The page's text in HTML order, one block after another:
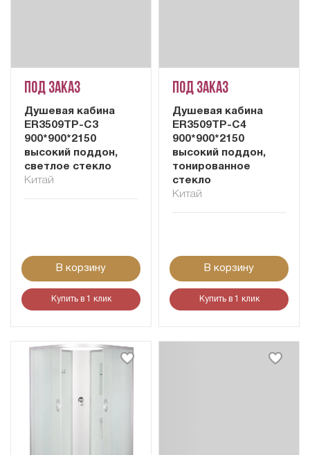
Под заказ
Душевая кабина
ER3509TP-C3
900*900*2150
высокий поддон,
светлое стекло
Китай
В корзину
Купить в 1 клик
Под заказ
Душевая кабина
ER3509TP-C4
900*900*2150
высокий поддон,
тонированное
стекло
Китай
В корзину
Купить в 1 клик